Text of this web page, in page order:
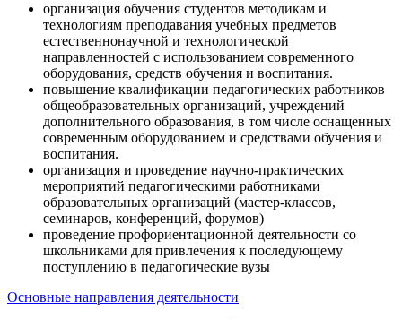
организация обучения студентов методикам и
технологиям преподавания учебных предметов
естественнонаучной и технологической
направленностей с использованием современного
оборудования, средств обучения и воспитания.
повышение квалификации педагогических работников
общеобразовательных организаций, учреждений
дополнительного образования, в том числе оснащенных
современным оборудованием и средствами обучения и
воспитания.
организация и проведение научно-практических
мероприятий педагогическими работниками
образовательных организаций (мастер-классов,
семинаров, конференций, форумов)
проведение профориентационной деятельности со
школьниками для привлечения к последующему
поступлению в педагогические вузы
Основные направления деятельности